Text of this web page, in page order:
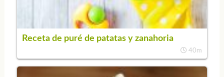
Receta de puré de patatas y zanahoria
40m